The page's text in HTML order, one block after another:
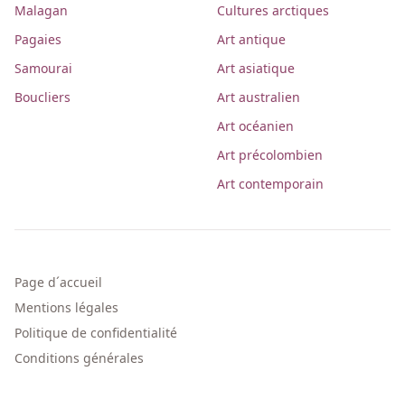
Malagan
Pagaies
Samourai
Boucliers
Cultures arctiques
Art antique
Art asiatique
Art australien
Art océanien
Art précolombien
Art contemporain
Page d´accueil
Mentions légales
Politique de confidentialité
Conditions générales